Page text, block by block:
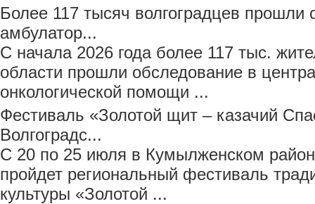
Более 117 тысяч волгоградцев прошли
амбулатор...
С начала 2026 года более 117 тыс.
области прошли обследование в
онкологической помощи ...
Фестиваль «Золотой щит – казачий
Волгоградс...
С 20 по 25 июля в Кумылженском
пройдет региональный фестиваль
культуры «Золотой ...